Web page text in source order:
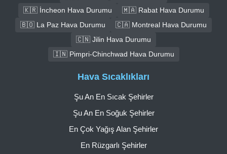
🇰🇷 İncheon Hava Durumu
🇲🇦 Rabat Hava Durumu
🇧🇴 La Paz Hava Durumu
🇨🇦 Montreal Hava Durumu
🇨🇳 Jilin Hava Durumu
🇮🇳 Pimpri-Chinchwad Hava Durumu
Hava Sıcaklıkları
Şu An En Sıcak Şehirler
Şu An En Soğuk Şehirler
En Çok Yağış Alan Şehirler
En Rüzgarlı Şehirler